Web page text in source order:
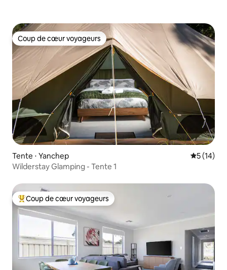
Coup de cœur voyageurs
Coup de cœur voyageurs
Tente ⋅ Yanchep
5 (14)
Wilderstay Glamping - Tente 1
Coups de cœur voyageurs les plus appréciés
Coup de cœur voyageurs